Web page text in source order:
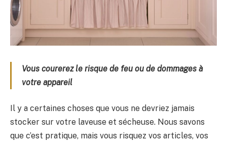
Vous courerez le risque de feu ou de dommages à
votre appareil
Il y a certaines choses que vous ne devriez jamais
stocker sur votre laveuse et sécheuse. Nous savons
que c’est pratique, mais vous risquez vos articles, vos